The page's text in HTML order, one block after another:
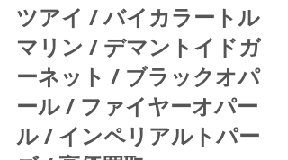
ツアイ / バイカラートル
マリン / デマントイドガ
ーネット / ブラックオパ
ール / ファイヤーオパー
ル / インペリアルトパー